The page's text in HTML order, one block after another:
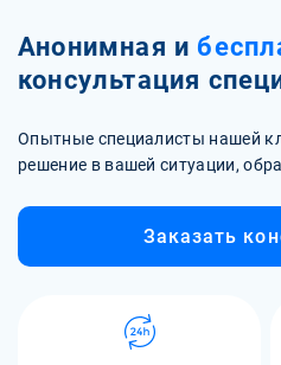
Анонимная и
консультация
Опытные специалисты нашей
решение в вашей ситуации,
Заказать